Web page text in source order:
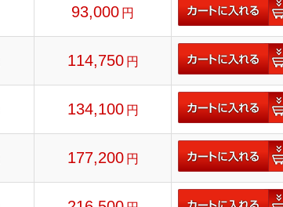
93,000 円
114,750 円
134,100 円
177,200 円